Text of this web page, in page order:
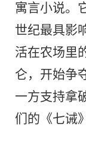
寓言小说。
世纪最具影
活在农场里
仑，开始争
一方支持拿
们的《七诫